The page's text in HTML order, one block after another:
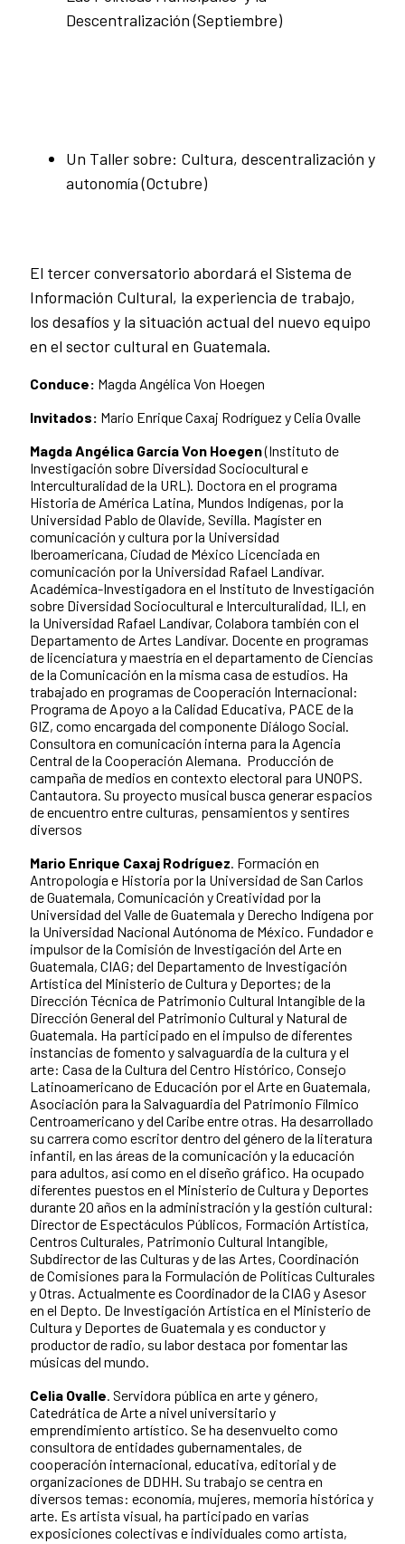
Descentralización (Septiembre)
Un Taller sobre: Cultura, descentralización y
autonomía (Octubre)
El tercer conversatorio abordará el Sistema de
Información Cultural, la experiencia de trabajo,
los desafíos y la situación actual del nuevo equipo
en el sector cultural en Guatemala.
Conduce: Magda Angélica Von Hoegen
Invitados: Mario Enrique Caxaj Rodríguez y Celia Ovalle
Magda Angélica García Von Hoegen(Instituto de
Investigación sobre Diversidad Sociocultural e
Interculturalidad de la URL). Doctora en el programa
Historia de América Latina, Mundos Indígenas, por la
Universidad Pablo de Olavide, Sevilla. Magíster en
comunicación y cultura por la Universidad
Iberoamericana, Ciudad de México Licenciada en
comunicación por la Universidad Rafael Landívar.
Académica-Investigadora en el Instituto de Investigación
sobre Diversidad Sociocultural e Interculturalidad, ILI, en
la Universidad Rafael Landívar, Colabora también con el
Departamento de Artes Landívar. Docente en programas
de licenciatura y maestría en el departamento de Ciencias
de la Comunicación en la misma casa de estudios. Ha
trabajado en programas de Cooperación Internacional:
Programa de Apoyo a la Calidad Educativa, PACE de la
GIZ, como encargada del componente Diálogo Social.
Consultora en comunicación interna para la Agencia
Central de la Cooperación Alemana. Producción de
campaña de medios en contexto electoral para UNOPS.
Cantautora. Su proyecto musical busca generar espacios
de encuentro entre culturas, pensamientos y sentires
diversos
Mario Enrique Caxaj Rodríguez. Formación en
Antropología e Historia por la Universidad de San Carlos
de Guatemala, Comunicación y Creatividad por la
Universidad del Valle de Guatemala y Derecho Indígena por
la Universidad Nacional Autónoma de México. Fundador e
impulsor de la Comisión de Investigación del Arte en
Guatemala, CIAG; del Departamento de Investigación
Artística del Ministerio de Cultura y Deportes; de la
Dirección Técnica de Patrimonio Cultural Intangible de la
Dirección General del Patrimonio Cultural y Natural de
Guatemala. Ha participado en el impulso de diferentes
instancias de fomento y salvaguardia de la cultura y el
arte: Casa de la Cultura del Centro Histórico, Consejo
Latinoamericano de Educación por el Arte en Guatemala,
Asociación para la Salvaguardia del Patrimonio Fílmico
Centroamericano y del Caribe entre otras. Ha desarrollado
su carrera como escritor dentro del género de la literatura
infantil, en las áreas de la comunicación y la educación
para adultos, así como en el diseño gráfico. Ha ocupado
diferentes puestos en el Ministerio de Cultura y Deportes
durante 20 años en la administración y la gestión cultural:
Director de Espectáculos Públicos, Formación Artística,
Centros Culturales, Patrimonio Cultural Intangible,
Subdirector de las Culturas y de las Artes, Coordinación
de Comisiones para la Formulación de Políticas Culturales
y Otras. Actualmente es Coordinador de la CIAG y Asesor
en el Depto. De Investigación Artística en el Ministerio de
Cultura y Deportes de Guatemala y es conductor y
productor de radio, su labor destaca por fomentar las
músicas del mundo.
Celia Ovalle. Servidora pública en arte y género,
Catedrática de Arte a nivel universitario y
emprendimiento artístico. Se ha desenvuelto como
consultora de entidades gubernamentales, de
cooperación internacional, educativa, editorial y de
organizaciones de DDHH. Su trabajo se centra en
diversos temas: economía, mujeres, memoria histórica y
arte. Es artista visual, ha participado en varias
exposiciones colectivas e individuales como artista,